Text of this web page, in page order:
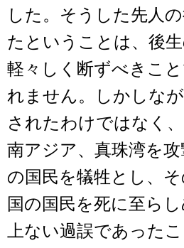
した。そうした先人
たということは、後
軽々しく断ずべきこ
れません。しかしな
されたわけではなく
南アジア、真珠湾を
の国民を犠牲とし、
国の国民を死に至ら
上ない過誤であった